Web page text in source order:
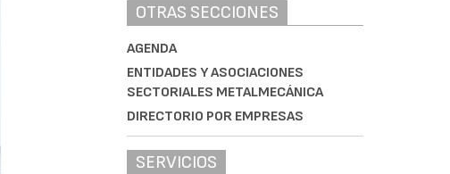
OTRAS SECCIONES
AGENDA
ENTIDADES Y ASOCIACIONES
SECTORIALES METALMECÁNICA
DIRECTORIO POR EMPRESAS
SERVICIOS